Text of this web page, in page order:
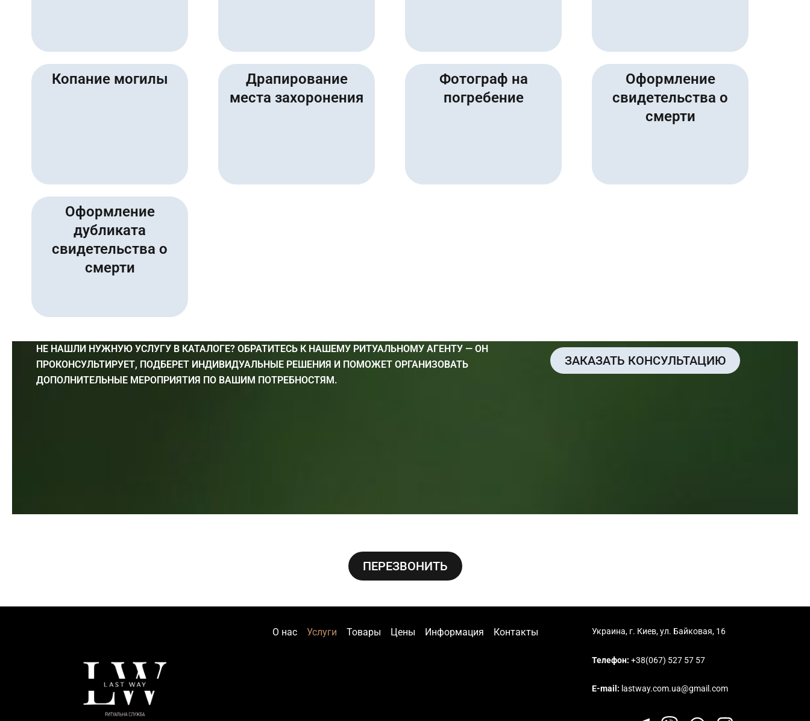
Копание могилы
Драпирование
места захоронения
Фотограф на
погребение
Оформление
свидетельства о
смерти
Оформление
дубликата
свидетельства о
смерти
НЕ НАШЛИ НУЖНУЮ УСЛУГУ В КАТАЛОГЕ? ОБРАТИТЕСЬ К НАШЕМУ РИТУАЛЬНОМУ АГЕНТУ — ОН
ПРОКОНСУЛЬТИРУЕТ, ПОДБЕРЕТ ИНДИВИДУАЛЬНЫЕ РЕШЕНИЯ И ПОМОЖЕТ ОРГАНИЗОВАТЬ
ДОПОЛНИТЕЛЬНЫЕ МЕРОПРИЯТИЯ ПО ВАШИМ ПОТРЕБНОСТЯМ.
ЗАКАЗАТЬ КОНСУЛЬТАЦИЮ
ПЕРЕЗВОНИТЬ
О нас Услуги Товары Цены Информация Контакты Украина, г. Киев, ул. Байковая, 16
Телефон: +38(067) 527 57 57
E-mail: lastway.com.ua@gmail.com